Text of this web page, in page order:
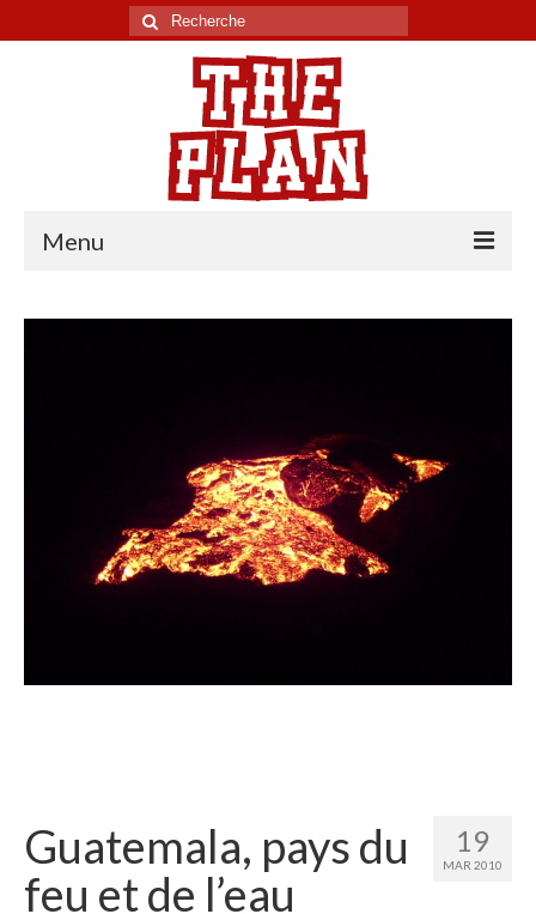
Rechercher
:
Menu
Equateur
Colombie
Etats-Unis
Laos
Chine
19
MAR 2010
Guatemala, pays du
feu et de l’eau